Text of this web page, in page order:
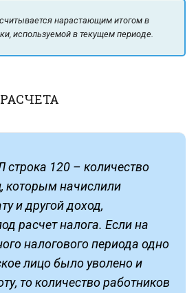
нарастающим итогом в
используемой в текущем периоде.
120 – количество
которым начислили
и другой доход,
расчет налога. Если на
налогового периода одно
лицо было уволено и
то количество работников